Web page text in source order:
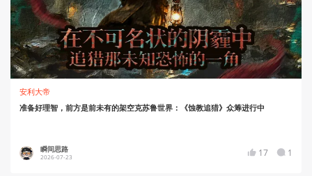
安利大帝
准备好理智，前方是前未有的架空克苏鲁世界：《蚀教追猎》众筹进行中
瞬间思路
2026-07-23 17 1